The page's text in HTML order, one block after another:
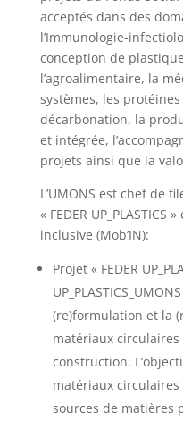
acceptés dans des
l’Immunologie-
conception de
l’agroalimentaire, la
systèmes, les
décarbonation, la
et intégrée,
projets ainsi que la
L’UMONS est chef de
« FEDER
inclusive (Mob’IN):
Projet « FEDER
(re)formulation et la
matériaux
construction.
matériaux
sources de matières